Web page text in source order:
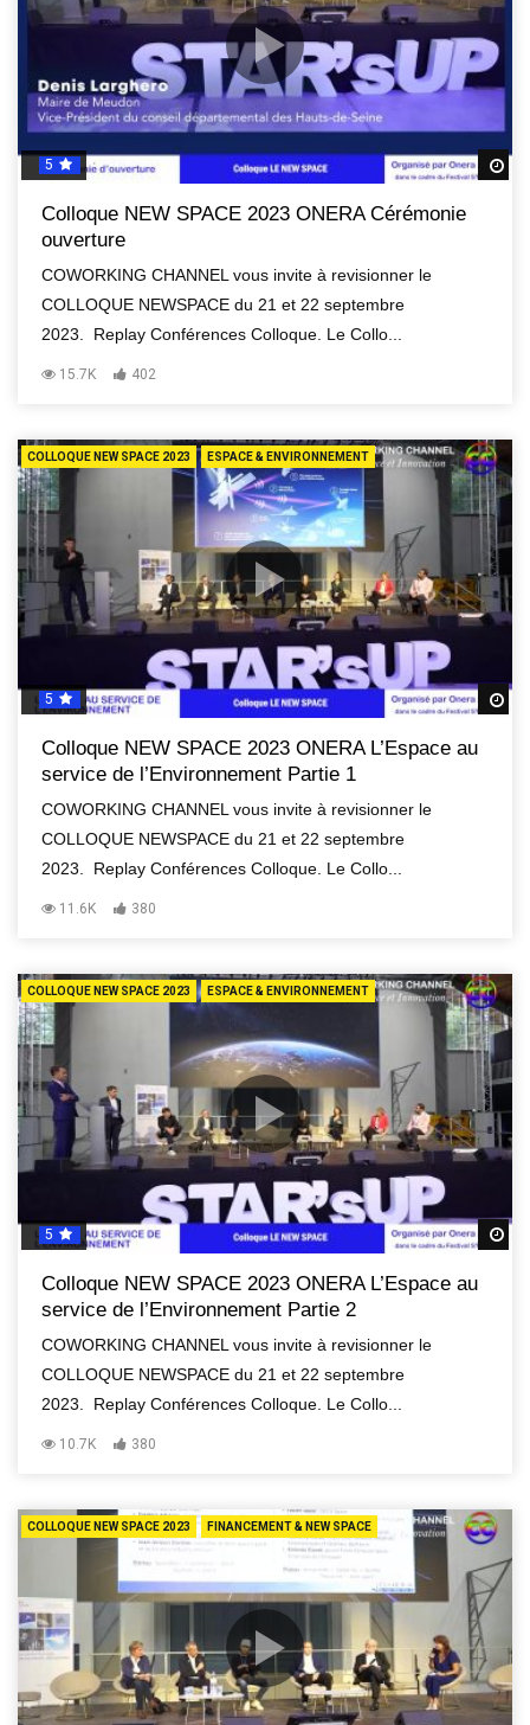
5
Colloque NEW SPACE 2023 ONERA Cérémonie
ouverture
COWORKING CHANNEL vous invite à revisionner le
COLLOQUE NEWSPACE du 21 et 22 septembre
2023. Replay Conférences Colloque. Le Collo...
15.7K 402
COLLOQUE NEW SPACE 2023 ESPACE & ENVIRONNEMENT
5
Colloque NEW SPACE 2023 ONERA L’Espace au
service de l’Environnement Partie 1
COWORKING CHANNEL vous invite à revisionner le
COLLOQUE NEWSPACE du 21 et 22 septembre
2023. Replay Conférences Colloque. Le Collo...
11.6K 380
COLLOQUE NEW SPACE 2023 ESPACE & ENVIRONNEMENT
5
Colloque NEW SPACE 2023 ONERA L’Espace au
service de l’Environnement Partie 2
COWORKING CHANNEL vous invite à revisionner le
COLLOQUE NEWSPACE du 21 et 22 septembre
2023. Replay Conférences Colloque. Le Collo...
10.7K 380
COLLOQUE NEW SPACE 2023 FINANCEMENT & NEW SPACE